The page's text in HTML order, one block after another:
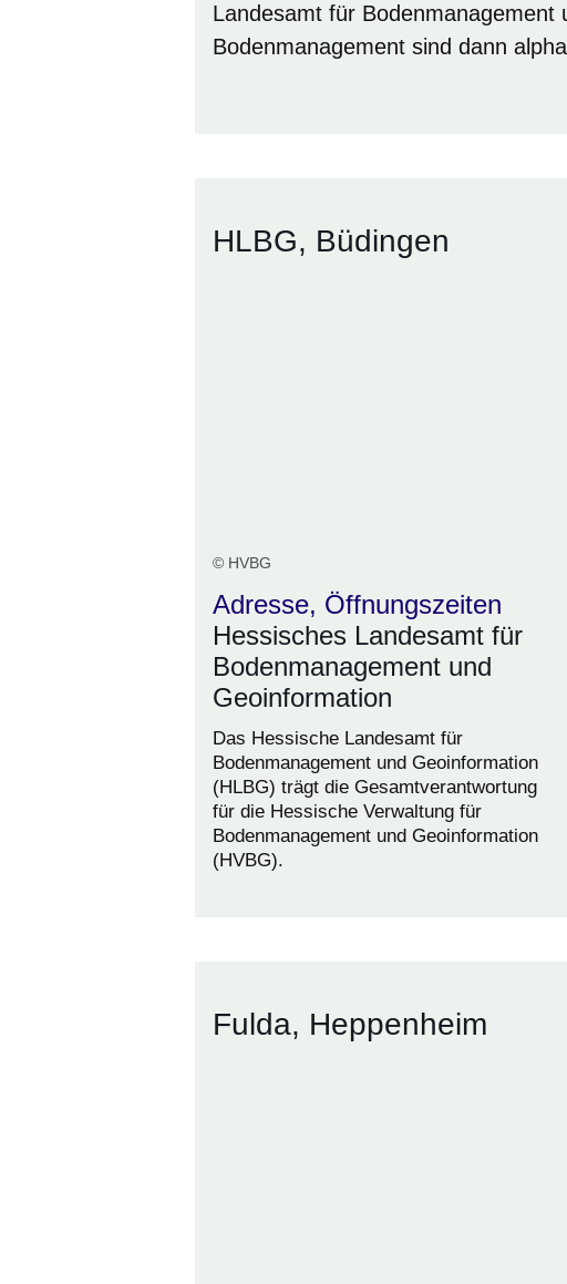
Landesamt für
Bodenmanagement sind dann
HLBG, Büdingen
© HVBG
Adresse, Öffnungszeiten
Hessisches Landesamt für
Bodenmanagement und
Geoinformation
Das Hessische Landesamt für
Bodenmanagement und Geoinformation
(HLBG) trägt die Gesamtverantwortung
für die Hessische Verwaltung für
Bodenmanagement und Geoinformation
(HVBG).
Fulda, Heppenheim